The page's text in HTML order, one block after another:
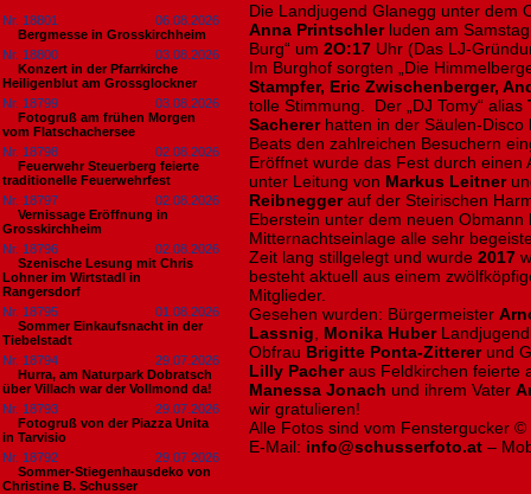
Nr. 18801
06.08.2026
Bergmesse in Grosskirchheim
Nr. 18800
03.08.2026
Konzert in der Pfarrkirche
Heiligenblut am Grossglockner
Nr. 18799
03.08.2026
Fotogruß am frühen Morgen
vom Flatschachersee
Nr. 18798
02.08.2026
Feuerwehr Steuerberg feierte
traditionelle Feuerwehrfest
Nr. 18797
02.08.2026
Vernissage Eröffnung in
Grosskirchheim
Nr. 18796
02.08.2026
Szenische Lesung mit Chris
Lohner im Wirtstadl in
Rangersdorf
Nr. 18795
01.08.2026
Sommer Einkaufsnacht in der
Tiebelstadt
Nr. 18794
29.07.2026
Hurra, am Naturpark Dobratsch
über Villach war der Vollmond da!
Nr. 18793
29.07.2026
Fotogruß von der Piazza Unita
in Tarvisio
Nr. 18792
29.07.2026
Sommer-Stiegenhausdeko von
Christine B. Schusser
Die Landjugend Glanegg unter dem
Anna Printschlerluden am
Burg“ um 2O:17 Uhr (Das LJ-
Im Burghof sorgten „Die
Stampfer, Eric Zwischenberger,
tolle Stimmung. Der „DJ Tomy“ alias
Sachererhatten in der Säulen-Disco
Beats den zahlreichen Besuchern
Eröffnet wurde das Fest durch
unter Leitung von Markus Leitner
Reibneggerauf der Steirischen
Eberstein unter dem neuen Obmann
Mitternachtseinlage alle sehr
Zeit lang stillgelegt und wurde 2017
besteht aktuell aus einem
Mitglieder.
Gesehen wurden: Bürgermeister
Lassnig
Monika Huber
Obfrau Brigitte Ponta-Zittererund
Lilly Pacheraus Feldkirchen feierte
Manessa Jonach und ihrem Vater
wir gratulieren!
Alle Fotos sind vom Fenstergucker ©
E-Mail: info@schusserfoto.at –